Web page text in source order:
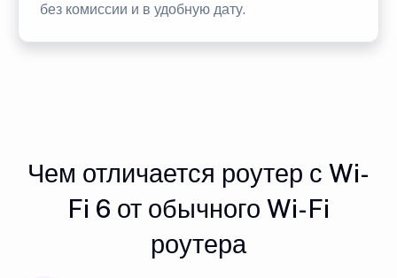
без комиссии и в удобную дату.
Чем отличается роутер с Wi-
Fi 6 от обычного Wi-Fi
роутера